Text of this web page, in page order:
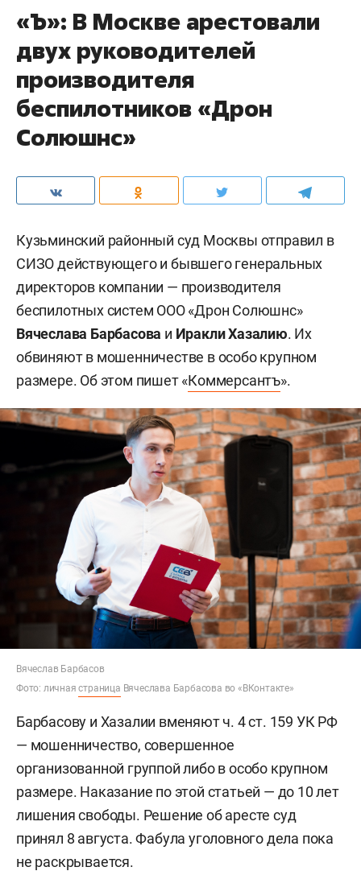
«Ъ»: В Москве арестовали
двух руководителей
производителя
беспилотников «Дрон
Солюшнс»
Кузьминский районный суд Москвы отправил в
СИЗО действующего и бывшего генеральных
директоров компании — производителя
беспилотных систем ООО «Дрон Солюшнс»
Вячеслава Барбасова и Иракли Хазалию. Их
обвиняют в мошенничестве в особо крупном
размере. Об этом пишет «Коммерсантъ».
Вячеслав Барбасов
Фото: личнаястраница Вячеслава Барбасова во «ВКонтакте»
Барбасову и Хазалии вменяют ч. 4 ст. 159 УК РФ
— мошенничество, совершенное
организованной группой либо в особо крупном
размере. Наказание по этой статьей — до 10 лет
лишения свободы. Решение об аресте суд
принял 8 августа. Фабула уголовного дела пока
не раскрывается.